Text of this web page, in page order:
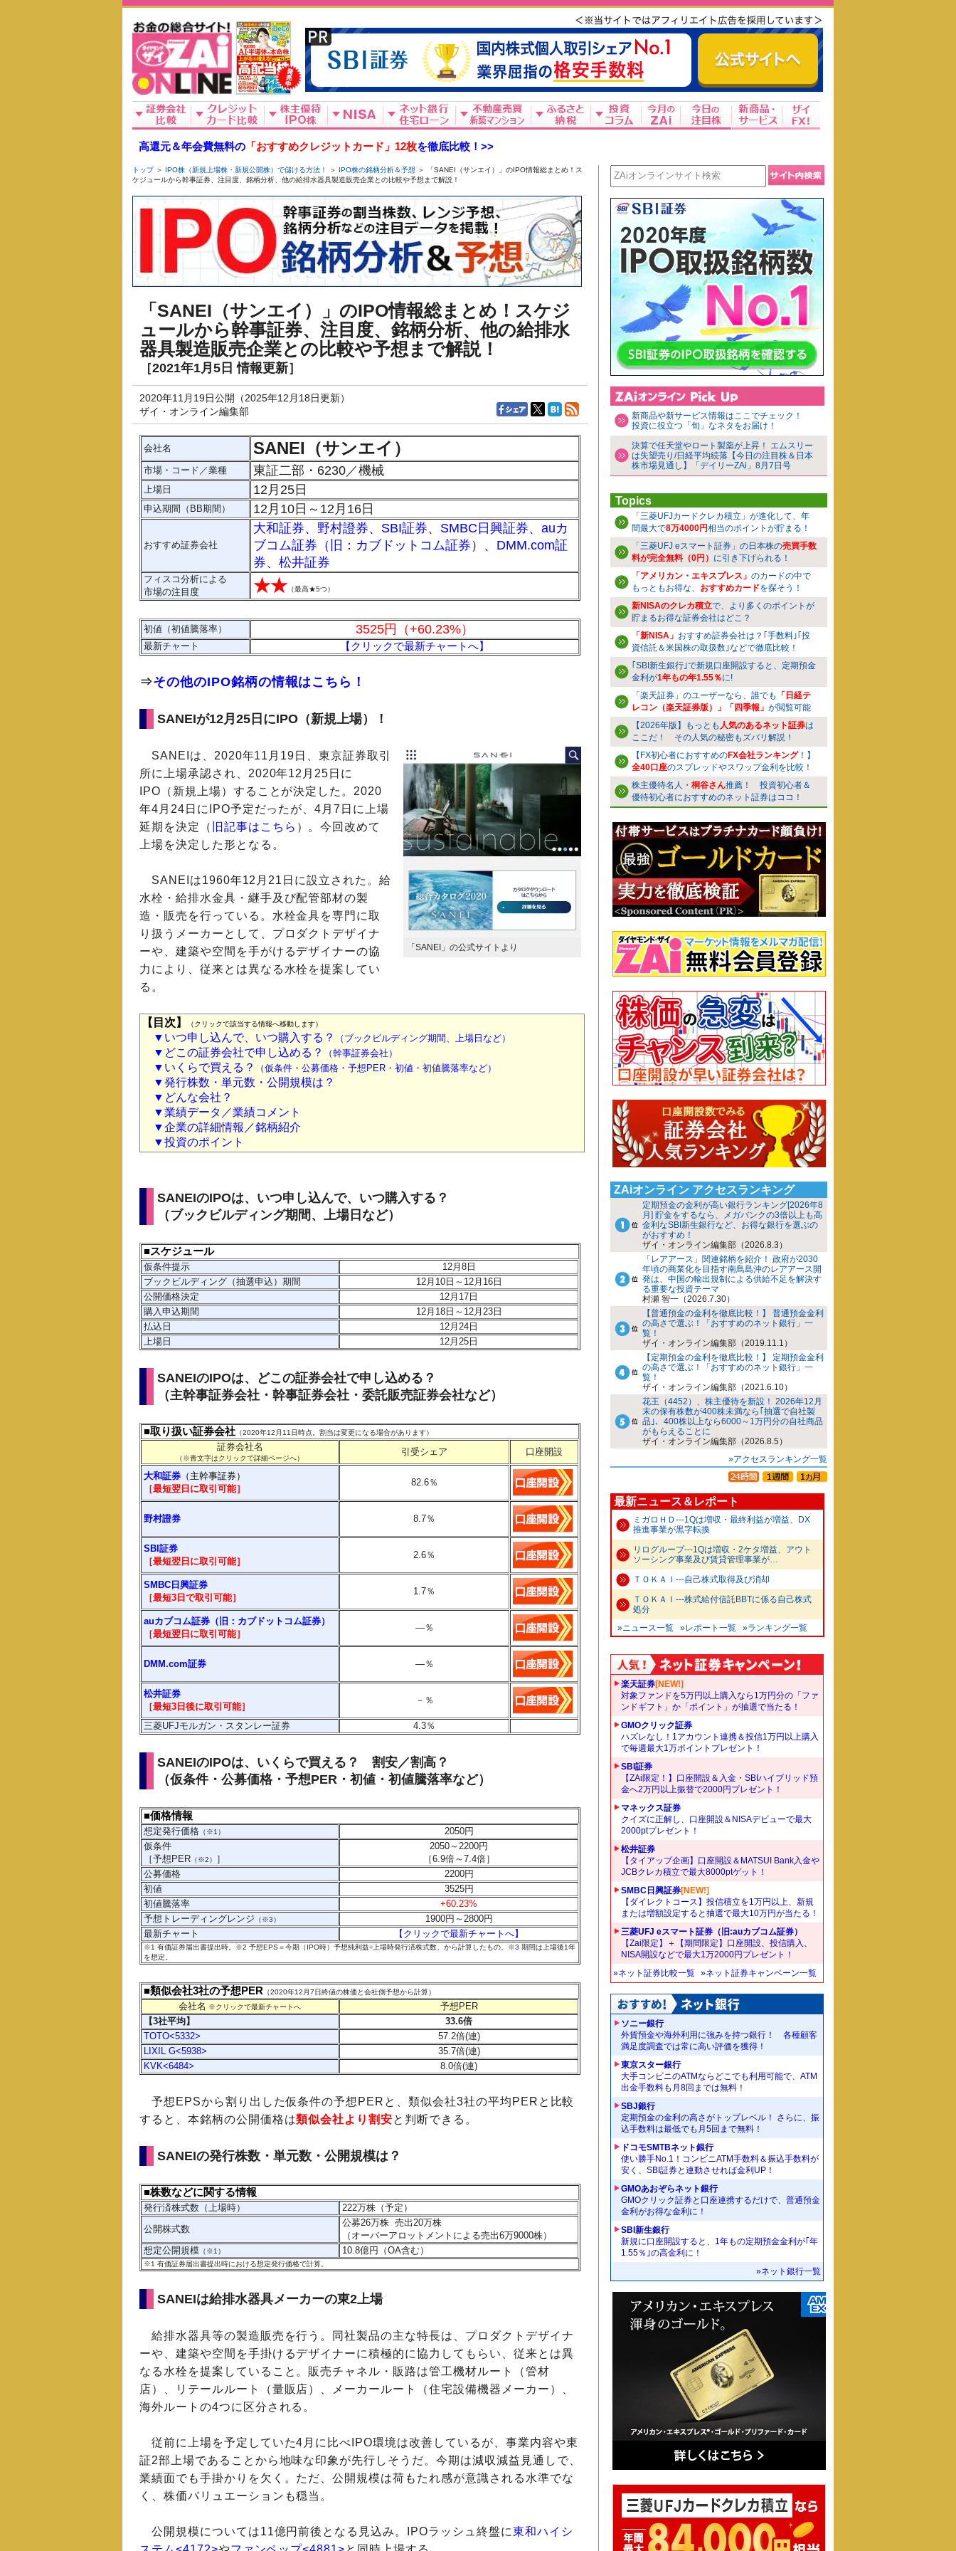
高還元＆年会費無料の 「おすすめクレジットカード」12枚を徹底比較！>>
トップ＞ IPO株（新規上場株・新規公開株）で儲ける方法！ ＞ IPO株の銘柄分析＆予想 ＞ 「SANEI（サンエイ）」のIPO情報総まとめ！ス
ケジュールから幹事証券、注目度、銘柄分析、他の給排水器具製造販売企業との比較や予想まで解説！
「SANEI（サンエイ）」のIPO情報総まとめ！スケジ
ュールから幹事証券、注目度、銘柄分析、他の給排水
器具製造販売企業との比較や予想まで解説！
［2021年1月5日 情報更新］
2020年11月19日公開（2025年12月18日更新）
ザイ・オンライン編集部
会社名 SANEI（サンエイ）
市場・コード／業種 東証二部・6230／機械
上場日 12月25日
申込期間（BB期間） 12月10日～12月16日
おすすめ証券会社
大和証券、 野村證券、 SBI証券、 SMBC日興証券、 auカ
ブコム証券（旧：カブドットコム証券） 、 DMM.com証
券、 松井証券
フィスコ分析による
市場の注目度
★★ （最高★5つ）
初値（初値騰落率） 3525円（+60.23%）
最新チャート 【クリックで最新チャートへ】
⇒その他のIPO銘柄の情報はこちら！
SANEIが12月25日にIPO（新規上場）！
「SANEI」の公式サイトより
SANEIは、2020年11月19日、東京証券取引
所に上場承認され、2020年12月25日に
IPO（新規上場）することが決定した。 2020
年4月24日にIPO予定だったが、4月7日に上場
延期を決定（ 旧記事はこちら ）。今回改めて
上場を決定した形となる。
SANEIは1960年12月21日に設立された。 給
水栓・給排水金具・継手及び配管部材の製
造・販売を行っている。水栓金具を専門に取
り扱うメーカーとして、プロダクトデザイナ
ーや、建築や空間を手がけるデザイナーの協
力により、従来とは異なる水栓を提案してい
る。
【目次】 （クリックで該当する情報へ移動します）
▼いつ申し込んで、いつ購入する？ （ブックビルディング期間、上場日など）
▼どこの証券会社で申し込める？ （幹事証券会社）
▼いくらで買える？ （仮条件・公募価格・予想PER・初値・初値騰落率など）
▼発行株数・単元数・公開規模は？
▼どんな会社？
▼業績データ／業績コメント
▼企業の詳細情報／銘柄紹介
▼投資のポイント
SANEIのIPOは、いつ申し込んで、いつ購入する？
（ブックビルディング期間、上場日など）
■スケジュール
仮条件提示 12月8日
ブックビルディング（抽選申込）期間
12月10日～12月16日
公開価格決定
12月17日
購入申込期間
12月18日～12月23日
払込日
12月24日
上場日
12月25日
SANEIのIPOは、どこの証券会社で申し込める？
（主幹事証券会社・幹事証券会社・委託販売証券会社など）
■取り扱い証券会社 （2020年12月11日時点。割当は変更になる場合があります）
証券会社名
（※青文字はクリックで詳細ページへ）
引受シェア 口座開設
大和証券 （主幹事証券）
［最短翌日に取引可能］
82.6％
野村證券 8.7％
SBI証券
［最短翌日に取引可能］
2.6％
SMBC日興証券
［最短3日で取引可能］
1.7％
auカブコム証券（旧：カブドットコム証券）
［最短翌日に取引可能］
―％
DMM.com証券 ―％
松井証券
［最短3日後に取引可能］
－ ％
三菱UFJモルガン・スタンレー証券 4.3％
SANEIのIPOは、いくらで買える？ 割安／割高？
（仮条件・公募価格・予想PER・初値・初値騰落率など）
■価格情報
想定発行価格 （※1） 2050円
仮条件
［予想PER （※2） ］
2050～2200円
［6.9倍～7.4倍］
公募価格
2200円
初値
3525円
初値騰落率
+60.23%
予想トレーディングレンジ （※3）
1900円～2800円
最新チャート
【クリックで最新チャートへ】
※1 有価証券届出書提出時。※2 予想EPS＝今期（IPO時）予想純利益÷上場時発行済株式数、から計算したもの。 ※3 期間は上場後1年
を想定。
■類似会社3社の予想PER （2020年12月7日終値の株価と会社側予想から計算）
会社名 ※クリックで最新チャートへ
予想PER
【3社平均】
33.6倍
TOTO<5332>
57.2倍(連)
LIXIL G<5938>
35.7倍(連)
KVK<6484>
8.0倍(連)
予想EPSから割り出した仮条件の予想PERと、類似会社3社の平均PERと比較
すると、本銘柄の公開価格は類似会社より割安と判断できる。
SANEIの発行株数・単元数・公開規模は？
■株数などに関する情報
発行済株式数（上場時）
222万株（予定）
公開株式数
公募26万株 売出20万株
（オーバーアロットメントによる売出6万9000株）
想定公開規模 （※1） 10.8億円（OA含む）
※1 有価証券届出書提出時における想定発行価格で計算。
SANEIは給排水器具メーカーの東2上場
給排水器具等の製造販売を行う。同社製品の主な特長は、プロダクトデザイナ
ーや、建築や空間を手掛けるデザイナーに積極的に協力してもらい、従来とは異
なる水栓を提案していること。販売チャネル・販路は管工機材ルート（管材
店）、リテールルート（量販店）、メーカールート（住宅設備機器メーカー）、
海外ルートの4つに区分される。
従前に上場を予定していた4月に比べIPO環境は改善しているが、事業内容や東
証2部上場であることから地味な印象が先行しそうだ。今期は減収減益見通しで、
業績面でも手掛かりを欠く。ただ、公開規模は荷もたれ感が意識される水準でな
く、株価バリュエーションも穏当。
公開規模については11億円前後となる見込み。IPOラッシュ終盤に東和ハイシ
新商品や新サービス情報はここでチェック！
投資に役立つ「旬」なネタをお届け！
決算で任天堂やロート製薬が上昇！ エムスリー
は失望売り/日経平均続落【今日の注目株＆日本
株市場見通し】「デイリーZAi」8月7日号
Topics
「三菱UFJカードクレカ積立」が進化して、年
間最大で8万4000円相当のポイントが貯まる！
「三菱UFJ eスマート証券」の日本株の売買手数
料が完全無料（0円） に引き下げられる！
「アメリカン・エキスプレス」 のカードの中で
もっともお得な、 おすすめカードを探そう！
新NISAのクレカ積立で、より多くのポイントが
貯まるお得な証券会社はどこ？
「新NISA」 おすすめ証券会社は？｢手数料｣｢投
資信託＆米国株の取扱数｣などで徹底比較！
｢SBI新生銀行｣で新規口座開設すると、定期預金
金利が1年もの年1.55％に!
「楽天証券」のユーザーなら、誰でも
「日経テ
レコン（楽天証券版）」「四季報」 が閲覧可能
【2026年版】もっとも 人気のあるネット証券は
ここだ！ その人気の秘密もズバリ解説！
【FX初心者におすすめのFX会社ランキング！】
全40口座のスプレッドやスワップ金利を比較！
株主優待名人・ 桐谷さん推薦！ 投資初心者＆
優待初心者におすすめのネット証券はココ！
ZAiオンライン アクセスランキング
定期預金の金利が高い銀行ランキング[2026年8
月] 貯金をするなら、メガバンクの3倍以上も高
金利なSBI新生銀行など、お得な銀行を選ぶの
がおすすめ！
ザイ・オンライン編集部（2026.8.3）
「レアアース」関連銘柄を紹介！ 政府が2030
年頃の商業化を目指す南鳥島沖のレアアース開
発は、中国の輸出規制による供給不足を解決す
る重要な投資テーマ
村瀬 智一（2026.7.30）
【普通預金の金利を徹底比較！】 普通預金金利
の高さで選ぶ！「おすすめのネット銀行」一
覧！
ザイ・オンライン編集部（2019.11.1）
【定期預金の金利を徹底比較！】 定期預金金利
の高さで選ぶ！「おすすめのネット銀行」一
覧！
ザイ・オンライン編集部（2021.6.10）
花王（4452）、株主優待を新設！ 2026年12月
末の保有株数が400株未満なら｢抽選で自社製
品｣、400株以上なら6000～1万円分の自社商品
がもらえることに
ザイ・オンライン編集部（2026.8.5）
»アクセスランキング一覧
最新ニュース＆レポート
ミガロＨＤ---1Qは増収・最終利益が増益、DX
推進事業が黒字転換
リログループ---1Qは増収・2ケタ増益、アウト
ソーシング事業及び賃貸管理事業が…
ＴＯＫＡＩ---自己株式取得及び消却
ＴＯＫＡＩ---株式給付信託BBTに係る自己株式
処分
»ニュース一覧
»レポート一覧 »ランキング一覧
楽天証券[NEW!]
対象ファンドを5万円以上購入なら1万円分の「ファ
ンドギフト」か「ポイント」が抽選で当たる！
GMOクリック証券
ハズレなし！1アカウント連携＆投信1万円以上購入
で毎週最大1万ポイントプレゼント！
SBI証券
【ZAi限定！】口座開設＆入金・SBIハイブリッド預
金へ2万円以上振替で2000円プレゼント！
マネックス証券
クイズに正解し、口座開設＆NISAデビューで最大
2000ptプレゼント！
松井証券
【タイアップ企画】口座開設＆MATSUI Bank入金や
JCBクレカ積立で最大8000ptゲット！
SMBC日興証券[NEW!]
【ダイレクトコース】投信積立を1万円以上、新規
または増額設定すると抽選で最大10万円が当たる！
三菱UFJ eスマート証券（旧:auカブコム証券）
【Zai限定】＋【期間限定】口座開設、投信購入、
NISA開設などで最大1万2000円プレゼント！
»ネット証券比較一覧 »ネット証券キャンペーン一覧
ソニー銀行
外貨預金や海外利用に強みを持つ銀行！ 各種顧客
満足度調査では常に高い評価を獲得！
東京スター銀行
大手コンビニのATMならどこでも利用可能で、ATM
出金手数料も月8回までは無料！
SBJ銀行
定期預金の金利の高さがトップレベル！ さらに、振
込手数料は最低でも月5回まで無料！
ドコモSMTBネット銀行
使い勝手No.1！コンビニATM手数料＆振込手数料が
安く、SBI証券と連動させれば金利UP！
GMOあおぞらネット銀行
GMOクリック証券と口座連携するだけで、普通預金
金利がお得な金利に！
SBI新生銀行
新規に口座開設すると、1年もの定期預金金利が｢年
1.55％｣の高金利に！
»ネット銀行一覧